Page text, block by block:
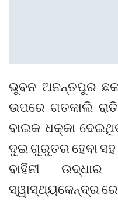
ଭୁବନ ଅନନ୍ତପୁର ଛକ
ଉପରେ ଗତକାଲି
ବାଇକ ଧକ୍କା
ଦୁଇ ଗୁରୁତର ହେବା
ବାହିନୀ
ସ୍ୱାସ୍ଥ୍ୟକେନ୍ଦ୍ର ରେ